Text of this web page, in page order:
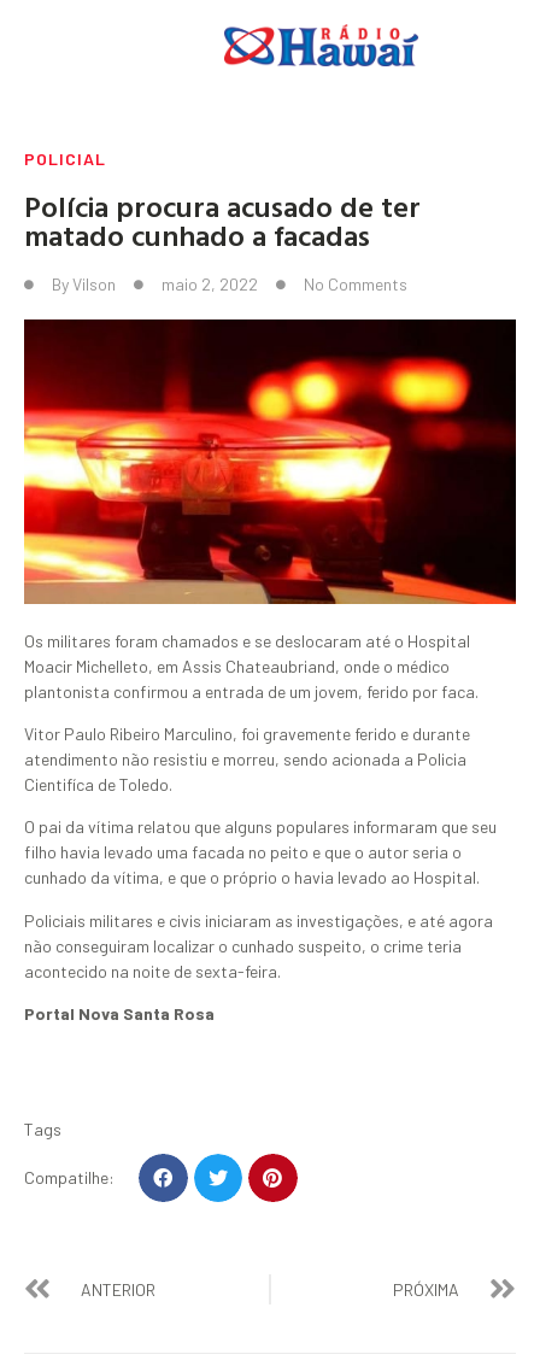
POLICIAL
Polícia procura acusado de ter
matado cunhado a facadas
ByVilson maio 2, 2022 No Comments
Os militares foram chamados e se deslocaram até o Hospital
Moacir Michelleto, em Assis Chateaubriand, onde o médico
plantonista confirmou a entrada de um jovem, ferido por faca.
Vitor Paulo Ribeiro Marculino, foi gravemente ferido e durante
atendimento não resistiu e morreu, sendo acionada a Policia
Cientifíca de Toledo.
O pai da vítima relatou que alguns populares informaram que seu
filho havia levado uma facada no peito e que o autor seria o
cunhado da vítima, e que o próprio o havia levado ao Hospital.
Policiais militares e civis iniciaram as investigações, e até agora
não conseguiram localizar o cunhado suspeito, o crime teria
acontecido na noite de sexta-feira.
Portal Nova Santa Rosa
Tags
Compatilhe:
ANTERIOR PRÓXIMA